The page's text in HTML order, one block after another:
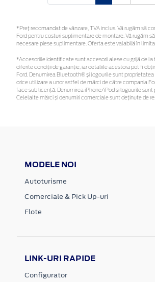
*Preţ recomandat de vânzare, TVA inclus. Vă rugăm să
Ford pentru costuri suplimentare de montare. Vă rugăm
necesare piese suplimentare. Oferta este valabilă în limita
*Accesoriile identificate sunt accesorii alese cu grijă de la
diferite condiții de garanție, iar detaliile acestora pot fi
Ford. Denumirea Bluetooth® și logourile sunt proprietatea
orice utilizare a unor astfel de mărci de către compania
face sub licență. Denumirea iPhone/iPod și logourile sunt
Celelalte mărci și denumiri comerciale sunt deținute de
MODELE NOI
Autoturisme
Comerciale & Pick Up-uri
Flote
LINK-URI RAPIDE
Configurator